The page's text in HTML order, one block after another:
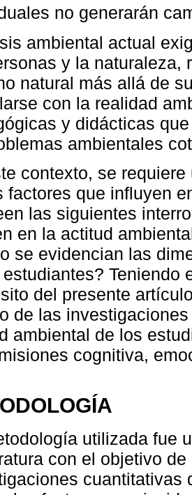
no generarán
ambiental actual
y la naturaleza,
natural más allá de
con la realidad
y didácticas
ambientales
contexto, se
factores que influyen
las siguientes
en la actitud
se evidencian las
Teniendo
del presente
de las
ambiental de los
cognitiva,
utilizada fue
con el objetivo
cuantitativas